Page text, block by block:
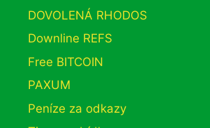
DOVOLENÁ RHODOS
Downline REFS
Free BITCOIN
PAXUM
Peníze za odkazy